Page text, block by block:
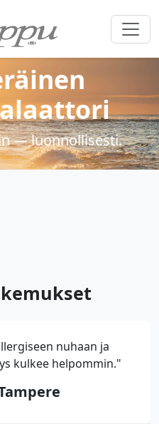
— luonnollisesti.
nuhaan ja
kulkee helpommin."